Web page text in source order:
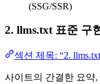
(SSG/SSR)
2. llms.txt 표준 구
섹션 제목: “2.
사이트의 간결한 요약